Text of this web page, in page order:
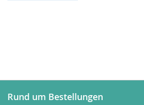
Rund um Bestellungen